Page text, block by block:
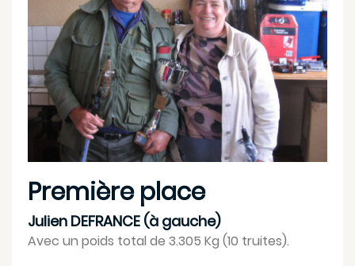
Première place
Julien DEFRANCE (à gauche)
Avec un poids total de 3.305 Kg (10 truites).